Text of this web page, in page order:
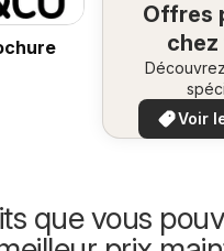
Offres
chez
Voir
que vous